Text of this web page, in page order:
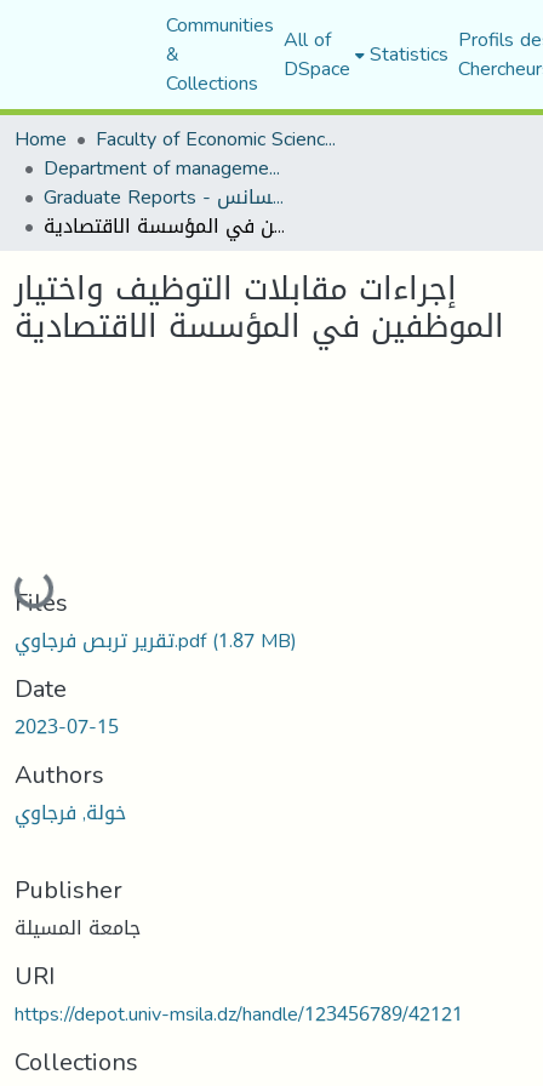
Communities
&
Collections
All of
DSpace Statistics Profils
Home
Faculty of Economic Sciences, Commerce and Management Sciences
Department of management sciences
Graduate Reports - تقارير الليسانس
إجراءات مقابلات التوظيف واختيار الموظفين في المؤسسة الاقتصادية
إجراءات مقابلات التوظيف واختيار
الموظفين في المؤسسة الاقتصادية
Loading...
Files
تقرير تربص فرجاوي.pdf(1.87 MB)
Date
2023-07-15
Authors
خولة, فرجاوي
Publisher
جامعة المسيلة
URI
https://depot.univ-msila.dz/handle/123456789/42121
Collections